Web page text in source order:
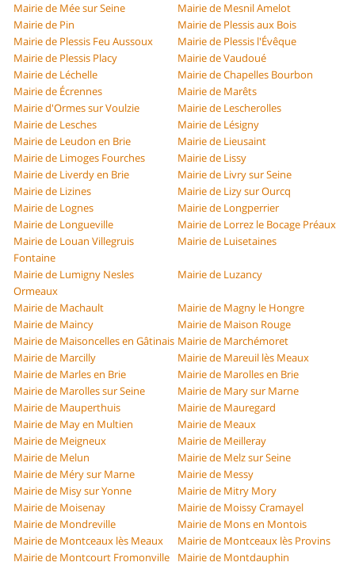
Mairie de Mée sur Seine
Mairie de Mesnil Amelot
Mairie de Pin
Mairie de Plessis aux Bois
Mairie de Plessis Feu Aussoux
Mairie de Plessis l'Évêque
Mairie de Plessis Placy
Mairie de Vaudoué
Mairie de Léchelle
Mairie de Chapelles Bourbon
Mairie de Écrennes
Mairie de Marêts
Mairie d'Ormes sur Voulzie
Mairie de Lescherolles
Mairie de Lesches
Mairie de Lésigny
Mairie de Leudon en Brie
Mairie de Lieusaint
Mairie de Limoges Fourches
Mairie de Lissy
Mairie de Liverdy en Brie
Mairie de Livry sur Seine
Mairie de Lizines
Mairie de Lizy sur Ourcq
Mairie de Lognes
Mairie de Longperrier
Mairie de Longueville
Mairie de Lorrez le Bocage Préaux
Mairie de Louan Villegruis
Fontaine
Mairie de Luisetaines
Mairie de Lumigny Nesles
Ormeaux
Mairie de Luzancy
Mairie de Machault
Mairie de Magny le Hongre
Mairie de Maincy
Mairie de Maison Rouge
Mairie de Maisoncelles en Gâtinais Mairie de Marchémoret
Mairie de Marcilly
Mairie de Mareuil lès Meaux
Mairie de Marles en Brie
Mairie de Marolles en Brie
Mairie de Marolles sur Seine
Mairie de Mary sur Marne
Mairie de Mauperthuis
Mairie de Mauregard
Mairie de May en Multien
Mairie de Meaux
Mairie de Meigneux
Mairie de Meilleray
Mairie de Melun
Mairie de Melz sur Seine
Mairie de Méry sur Marne
Mairie de Messy
Mairie de Misy sur Yonne
Mairie de Mitry Mory
Mairie de Moisenay
Mairie de Moissy Cramayel
Mairie de Mondreville
Mairie de Mons en Montois
Mairie de Montceaux lès Meaux
Mairie de Montceaux lès Provins
Mairie de Montcourt Fromonville
Mairie de Montdauphin